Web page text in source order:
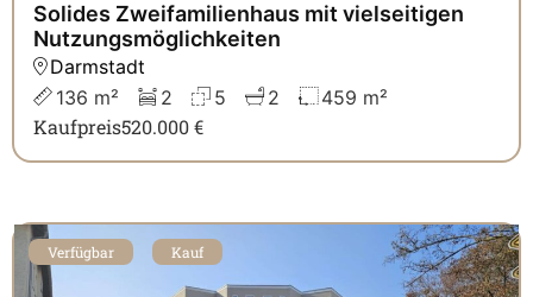
Solides Zweifamilienhaus mit vielseitigen
Nutzungsmöglichkeiten
Darmstadt
136 m²
2 5 2 459 m²
Kaufpreis520.000 €
Verfügbar Kauf